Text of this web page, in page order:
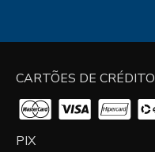
CARTÕES DE CRÉDITO
PIX